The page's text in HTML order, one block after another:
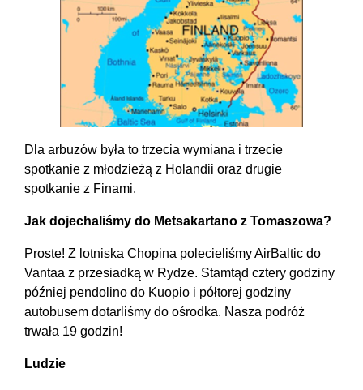
Dla arbuzów była to trzecia wymiana i trzecie
spotkanie z młodzieżą z Holandii oraz drugie
spotkanie z Finami.
Jak dojechaliśmy do Metsakartano z Tomaszowa?
Proste! Z lotniska Chopina polecieliśmy AirBaltic do
Vantaa z przesiadką w Rydze. Stamtąd cztery godziny
później pendolino do Kuopio i półtorej godziny
autobusem dotarliśmy do ośrodka. Nasza podróż
trwała 19 godzin!
Ludzie